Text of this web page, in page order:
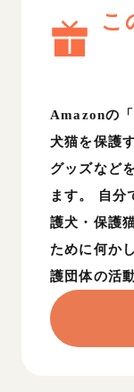
こ
Amazonの
犬猫を保護
グッズなど
ます。 自分
護犬・保護
ために何か
護団体の活